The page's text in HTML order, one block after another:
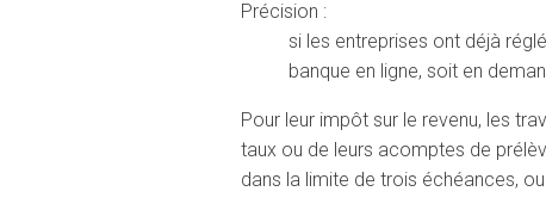
Précision :
si les entreprises ont déjà
banque en ligne, soit en
Pour leur impôt sur le revenu, les
taux ou de leurs acomptes de
dans la limite de trois échéances, ou